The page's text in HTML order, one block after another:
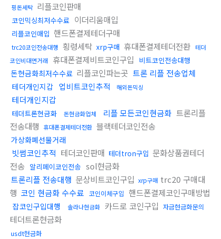
핑돈세탁 리플코인판매
코인믹싱최저수수료 이더리움매입
리플코인매입 핸드폰결제테더구매
trc20코인전송대행 횡령세탁 xrp구매 휴대폰결제테더전환 테더
코인비대면거래
휴대폰결제비트코인구입 비트코인전송대행
돈현금화최저수수료 리플코인파는곳 트론 리플 전송업체
테더개인지갑 업비트코인추적 해외돈믹싱
테더개인지갑
테더트론현금화 돈현금화업체 리플 모든코인현금화 트론리플
전송대행 휴대폰결제테더전환 블랙테더코인전송
가상화폐선물거래
빗썸코인추적 테더코인판매 테더tron구입 문화상품권테더
전송 알리페이코인전송 sol현금화
트론리플 전송대행 문상비트코인구입 xrp구매 trc20 구매대
행 코인 현금화 수수료 코인이체구입 핸드폰결제코인구매방법
잡코인구입대행 솔라나현금화 카드로 코인구입 자금현금화문의
테더트론현금화
usdt현금화